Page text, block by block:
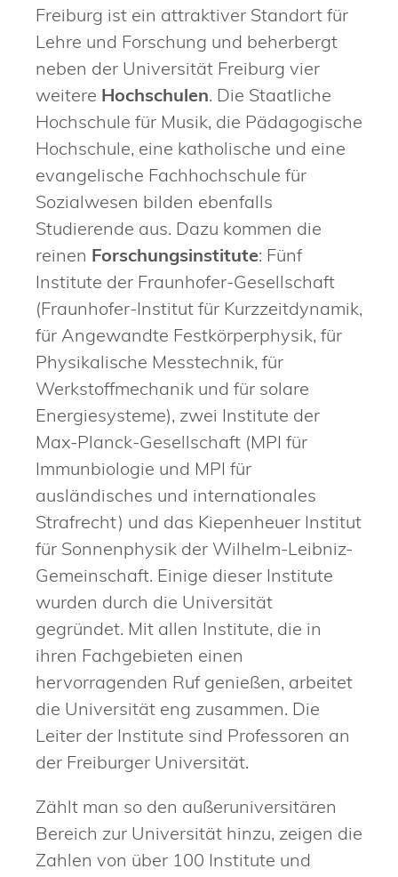
Freiburg ist ein attraktiver Standort für
Lehre und Forschung und beherbergt
neben der Universität Freiburg vier
weitere Hochschulen. Die Staatliche
Hochschule für Musik, die Pädagogische
Hochschule, eine katholische und eine
evangelische Fachhochschule für
Sozialwesen bilden ebenfalls
Studierende aus. Dazu kommen die
reinen Forschungsinstitute: Fünf
Institute der Fraunhofer-Gesellschaft
(Fraunhofer-Institut für Kurzzeitdynamik,
für Angewandte Festkörperphysik, für
Physikalische Messtechnik, für
Werkstoffmechanik und für solare
Energiesysteme), zwei Institute der
Max-Planck-Gesellschaft (MPI für
Immunbiologie und MPI für
ausländisches und internationales
Strafrecht) und das Kiepenheuer Institut
für Sonnenphysik der Wilhelm-Leibniz-
Gemeinschaft. Einige dieser Institute
wurden durch die Universität
gegründet. Mit allen Institute, die in
ihren Fachgebieten einen
hervorragenden Ruf genießen, arbeitet
die Universität eng zusammen. Die
Leiter der Institute sind Professoren an
der Freiburger Universität.
Zählt man so den außeruniversitären
Bereich zur Universität hinzu, zeigen die
Zahlen von über 100 Institute und